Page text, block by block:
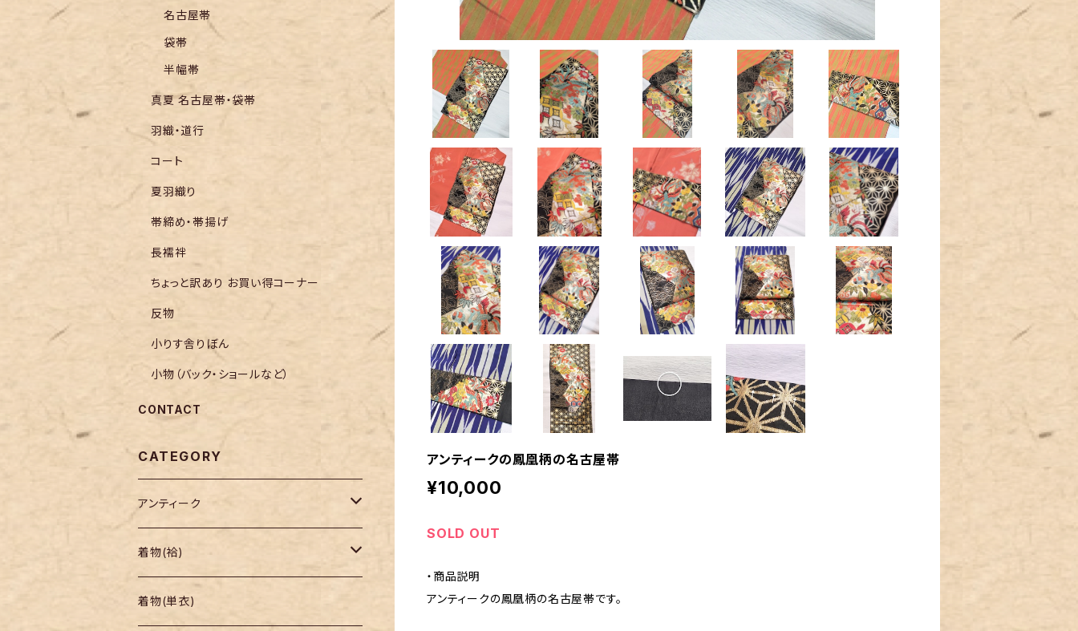
アンティークの鳳凰柄の名古屋帯
¥10,000
SOLD OUT
・商品説明
アンティークの鳳凰柄の名古屋帯です。
名古屋帯
袋帯
半幅帯
真夏 名古屋帯・袋帯
羽織・道行
コート
夏羽織り
帯締め・帯揚げ
長襦袢
ちょっと訳あり お買い得コーナー
反物
小りす舎りぼん
小物（バック・ショールなど）
CONTACT
CATEGORY
アンティーク
着物
帯
着物(袷)
小紋
着物(単衣)